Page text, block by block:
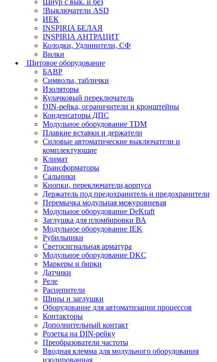
Шнур с вык. и без
!Выключатели ASD
ИЕК
INSPIRIA БЕЛАЯ
INSPIRIA АНТРАЦИТ
Колодки, Удлинители, СФ
Вилки
Щитовое оборудование
БАВР
Символы, таблички
Изоляторы
Кулачковый переключатель
DIN-рейка, ограничители и кронштейны
Конденсаторы ДПС
Модульное оборудование TDM
Плавкие вставки и держатели
Силовые автоматические выключатели и
комплектующие
Климат
Трансформаторы
Сальники
Кнопки, переключатели,корпуса
Держатель под предохранитель и предохранители
Перемычка модульная межуровневая
Модульное оборудование DeKraft
Заглушка для пломбировки ВА
Модульное оборудование IEK
Рубильники
Светосигнальная арматура
Модульное оборудование DKC
Маркеры и бирки
Датчики
Реле
Расцепители
Шины и заглушки
Оборудование для автоматизации процессов
Контакторы
Дополнительный контакт
Розетка на DIN-рейку
Преобразователи частоты
Вводная клемма для модульного оборудования
изолированная